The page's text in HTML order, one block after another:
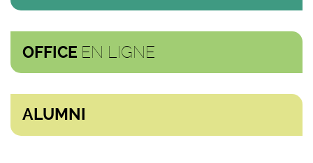
OFFICE EN LIGNE
ALUMNI